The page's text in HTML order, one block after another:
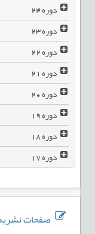
دوره24
دوره23
دوره22
دوره21
دوره20
دوره19
دوره18
دوره17
صفحات نشریه